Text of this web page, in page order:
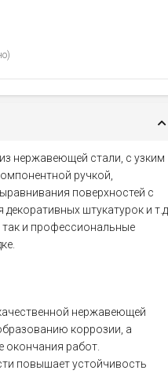
нержавеющей стали, с узким
ручкой,
поверхностей с
штукатурок и
и профессиональные
нержавеющей
коррозии, а
окончания работ.
повышает устойчивость